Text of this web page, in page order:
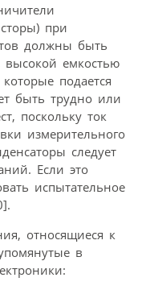
при
должны быть
высокой емкостью
подается
быть трудно или
поскольку ток
измерительного
следует
Если это
испытательное
относящиеся к
в